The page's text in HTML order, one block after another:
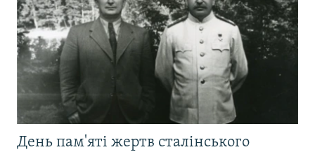
День пам'яті жертв сталінського